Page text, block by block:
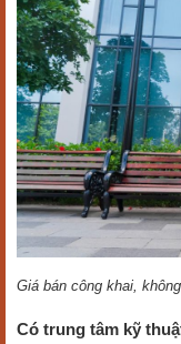
Giá bán công khai,
Có trung tâm kỹ